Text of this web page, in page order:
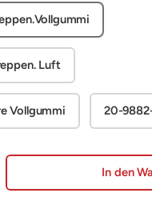
Luft
Vollgummi 20-
erhöhen In den